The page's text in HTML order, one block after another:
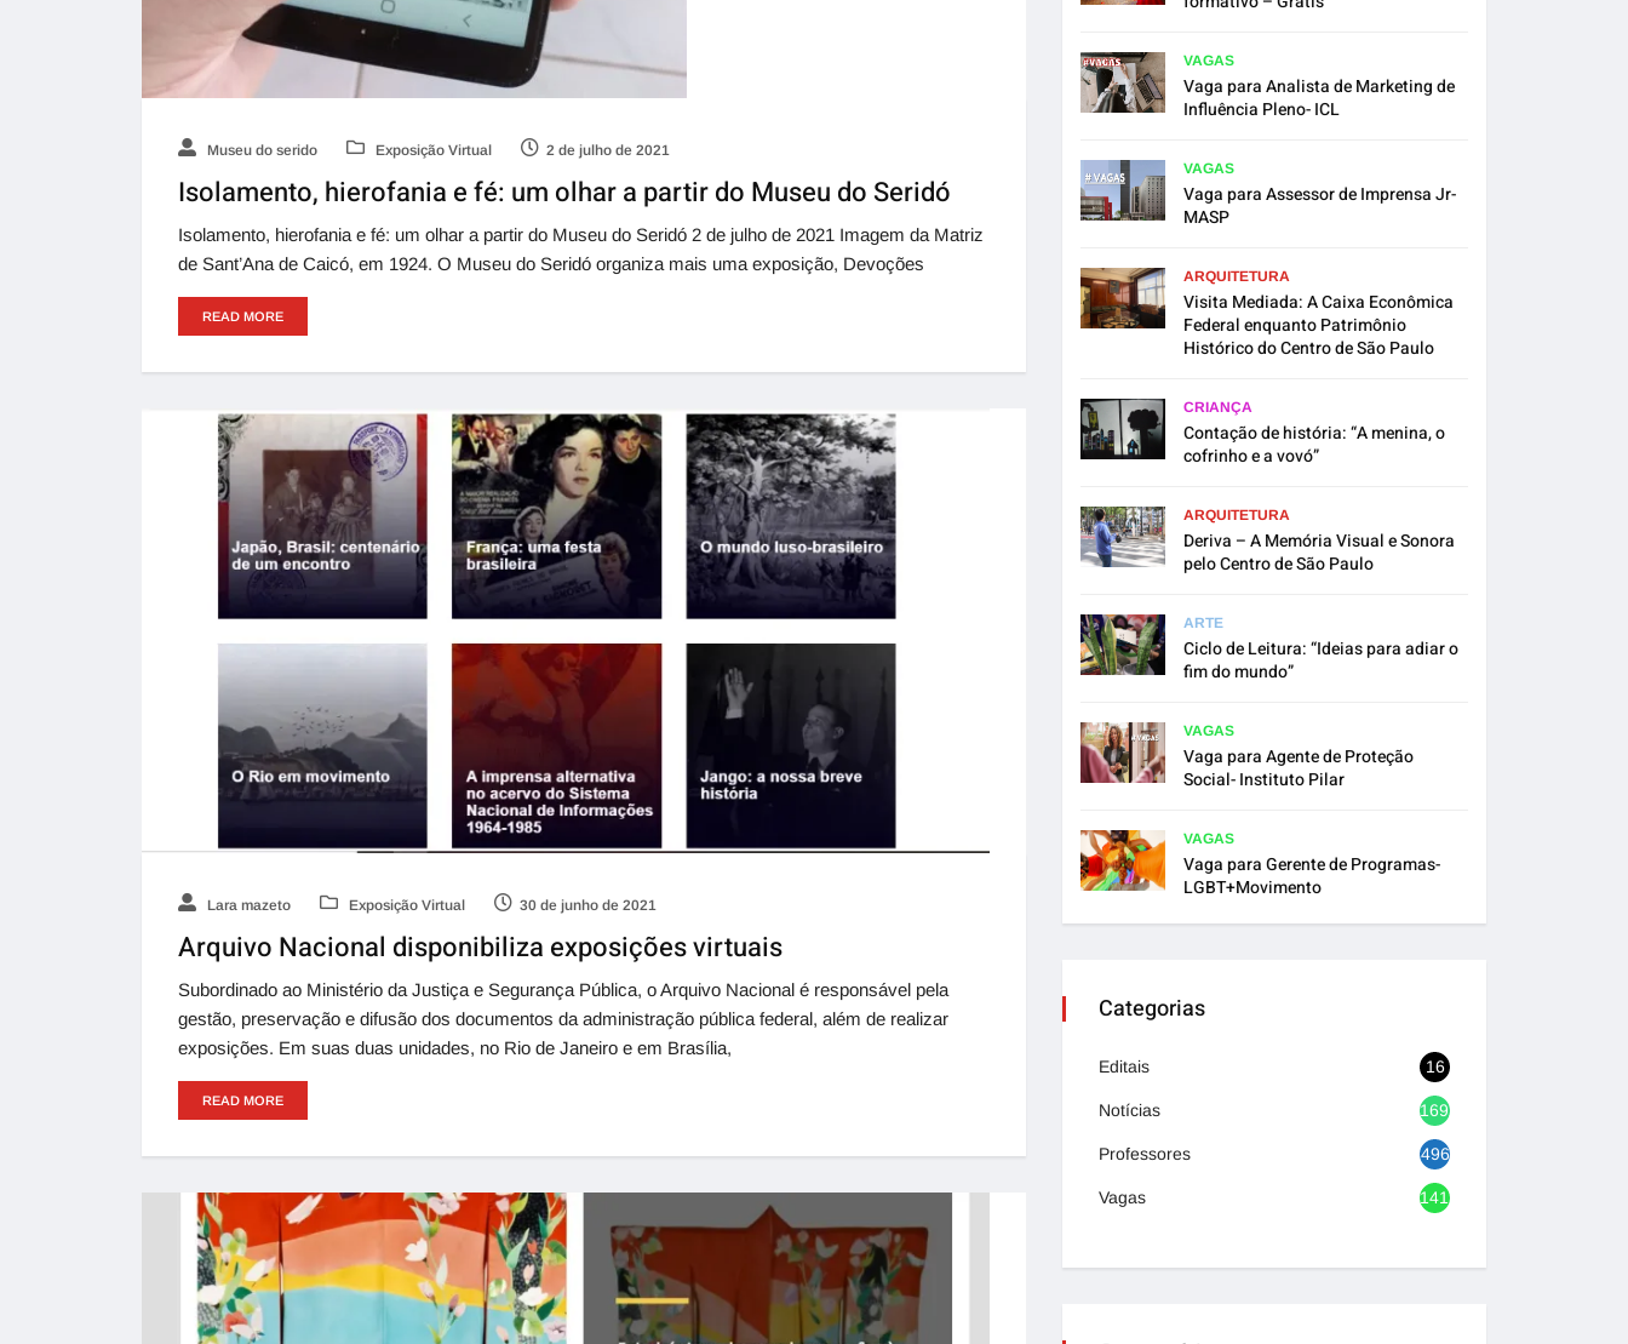
Museu do serido Exposição Virtual 2 de julho de 2021
Isolamento, hierofania e fé: um olhar a partir do Museu do Seridó
Isolamento, hierofania e fé: um olhar a partir do Museu do Seridó 2 de julho de 2021 Imagem da Matriz
de Sant’Ana de Caicó, em 1924. O Museu do Seridó organiza mais uma exposição, Devoções
READ MORE
Lara mazeto Exposição Virtual 30 de junho de 2021
Arquivo Nacional disponibiliza exposições virtuais
Subordinado ao Ministério da Justiça e Segurança Pública, o Arquivo Nacional é responsável pela
gestão, preservação e difusão dos documentos da administração pública federal, além de realizar
exposições. Em suas duas unidades, no Rio de Janeiro e em Brasília,
READ MORE
VAGAS
Vaga para Analista de Marketing de
Influência Pleno- ICL
VAGAS
Vaga para Assessor de Imprensa Jr-
MASP
ARQUITETURA
Visita Mediada: A Caixa Econômica
Federal enquanto Patrimônio
Histórico do Centro de São Paulo
CRIANÇA
Contação de história: “A menina, o
cofrinho e a vovó”
ARQUITETURA
Deriva – A Memória Visual e Sonora
pelo Centro de São Paulo
ARTE
Ciclo de Leitura: “Ideias para adiar o
fim do mundo”
VAGAS
Vaga para Agente de Proteção
Social- Instituto Pilar
VAGAS
Vaga para Gerente de Programas-
LGBT+Movimento
Categorias
Editais 16
Notícias 1692
Professores 496
Vagas 1417